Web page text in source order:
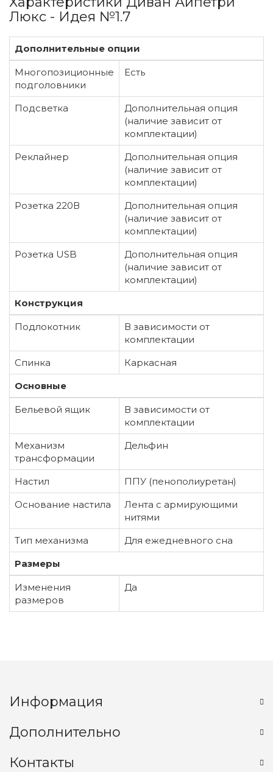
Люкс - Идея №1.7
Дополнительные опции
Многопозиционные
подголовники
Есть
Подсветка
Дополнительная опция
(наличие зависит от
комплектации)
Реклайнер
Дополнительная опция
(наличие зависит от
комплектации)
Розетка 220В
Дополнительная опция
(наличие зависит от
комплектации)
Розетка USB
Дополнительная опция
(наличие зависит от
комплектации)
Конструкция
Подлокотник
В зависимости от
комплектации
Спинка
Каркасная
Основные
Бельевой ящик
В зависимости от
комплектации
Механизм
трансформации
Дельфин
Настил
ППУ (пенополиуретан)
Основание настила
Лента с армирующими
нитями
Тип механизма
Для ежедневного сна
Размеры
Изменения
размеров
Да
Информация
Дополнительно
Контакты